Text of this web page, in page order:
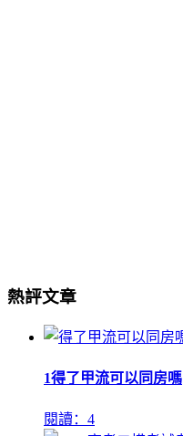
熱評文章
1得了甲流可以同房嗎
閱讀：4